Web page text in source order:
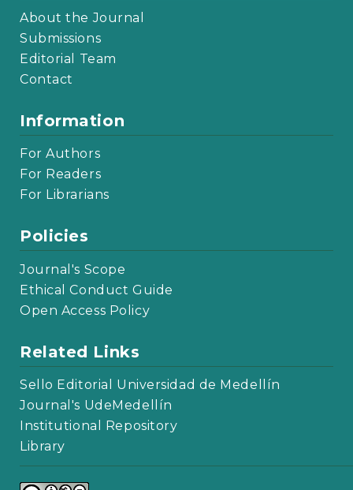
About the Journal
Submissions
Editorial Team
Contact
Information
For Authors
For Readers
For Librarians
Policies
Journal's Scope
Ethical Conduct Guide
Open Access Policy
Related Links
Sello Editorial Universidad de Medellín
Journal's UdeMedellín
Institutional Repository
Library